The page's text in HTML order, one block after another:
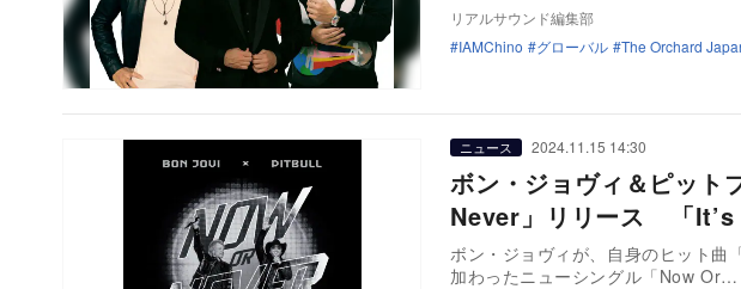
リアルサウンド編集部
IAMChino
グローバル The Orchard
ニュース 2024.11.15 14:30
ボン・ジョヴィ＆ピット
Never」リリース 「
ボン・ジョヴィが、自身のヒット曲
加わったニューシングル「Now Or…